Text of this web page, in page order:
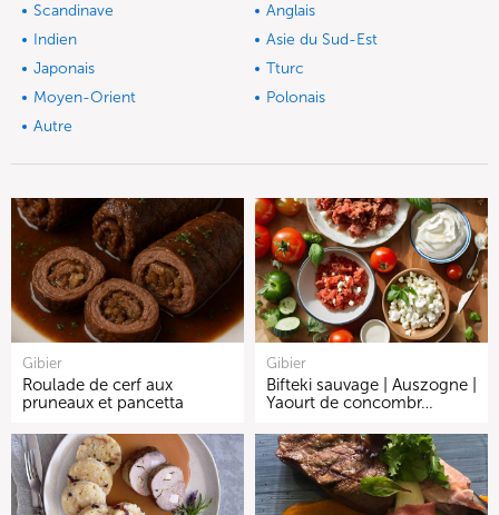
Scandinave
Anglais
Indien
Asie du Sud-Est
Japonais
Tturc
Moyen-Orient
Polonais
Autre
Gibier
Roulade de cerf aux
pruneaux et pancetta
Gibier
Bifteki sauvage | Auszogne |
Yaourt de concombr…